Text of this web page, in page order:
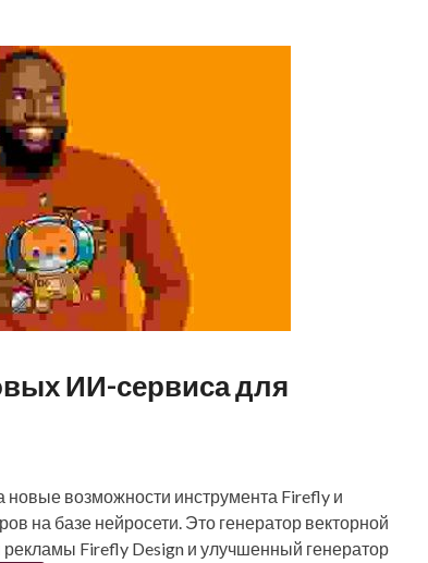
ИИ-сервиса для
новые возможности инструмента Firefly и
на базе нейросети. Это генератор векторной
Firefly Design и улучшенный генератор